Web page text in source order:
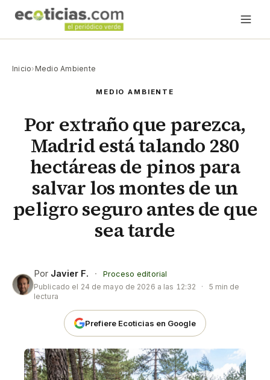
Inicio› Medio Ambiente
MEDIO AMBIENTE
Por extraño que parezca,
Madrid está talando 280
hectáreas de pinos para
salvar los montes de un
peligro seguro antes de que
sea tarde
Por Javier F. ·
Proceso editorial
Publicado el 24 de mayo de 2026 a las 12:32 ·
5 min de
lectura
Prefiere Ecoticias en Google